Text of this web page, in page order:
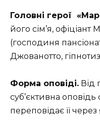
Головні герої
його сім’я, офіціант
(господиня
Джованотто,
Форма оповіді. Від
суб’єктивна
переповідає її